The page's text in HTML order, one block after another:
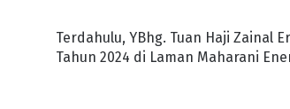
Terdahulu, YBhg. Tuan Haji Zainal
Tahun 2024 di Laman Maharani